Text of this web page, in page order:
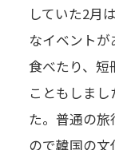
していた2月
なイベント
食べたり、短
こともしま
た。普通の
ので韓国の文